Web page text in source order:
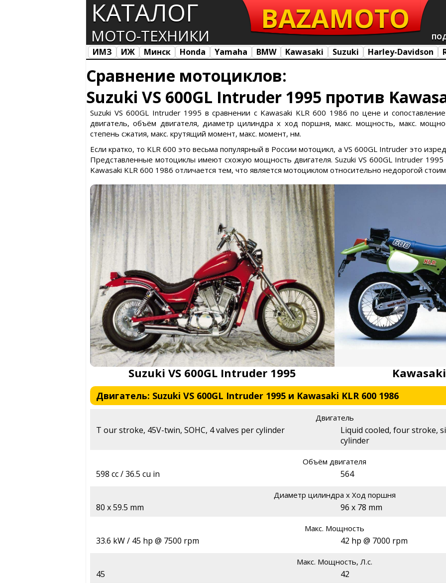
КАТАЛОГ
МОТО-ТЕХНИКИ
BAZAMOTO
ИМЗ ИЖ Минск Honda Yamaha BMW Kawasaki Suzuki Harley-Davidson
Сравнение мотоциклов:
Suzuki VS 600GL Intruder 1995 против
Suzuki VS 600GL Intruder 1995 в сравнении с Kawasaki KLR 600 1986 по цене и
двигатель, объём двигателя, диаметр цилиндра х ход поршня, макс. мощность, макс.
степень сжатия, макс. крутящий момент, макс. момент, нм.
Если кратко, то KLR 600 это весьма популярный в России мотоцикл, а VS 600GL Intruder это
Представленные мотоциклы имеют схожую мощность двигателя. Suzuki VS 600GL Intruder
Kawasaki KLR 600 1986 отличается тем, что является мотоциклом относительно недорогой
Suzuki VS 600GL Intruder 1995
Двигатель: Suzuki VS 600GL Intruder 1995 и Kawasaki KLR 600 1986
Двигатель
T our stroke, 45V-twin, SOHC, 4 valves per cylinder
Liquid cooled, four stroke,
cylinder
Объём двигателя
598 cc / 36.5 cu in 564
Диаметр цилиндра х Ход поршня
80 x 59.5 mm 96 x 78 mm
Макс. Мощность
33.6 kW / 45 hp @ 7500 rpm 42 hp @ 7000 rpm
Макс. Мощность, Л.с.
45 42